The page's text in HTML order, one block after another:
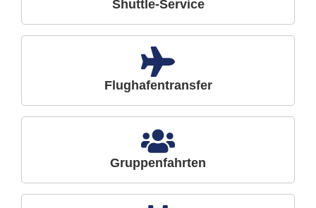
Shuttle-Service
Flughafentransfer
Gruppenfahrten